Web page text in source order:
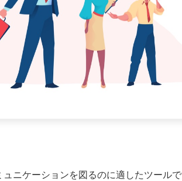
ニケーションを図るのに適したツール